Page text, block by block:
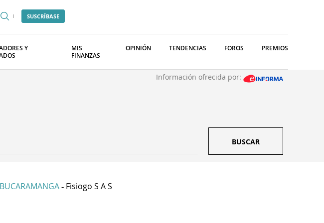
SUSCRÍBASE
Y
MIS
FINANZAS
OPINIÓN TENDENCIAS FOROS PREMIOS
Información ofrecida por:
BUSCAR
- Fisiogo S A S